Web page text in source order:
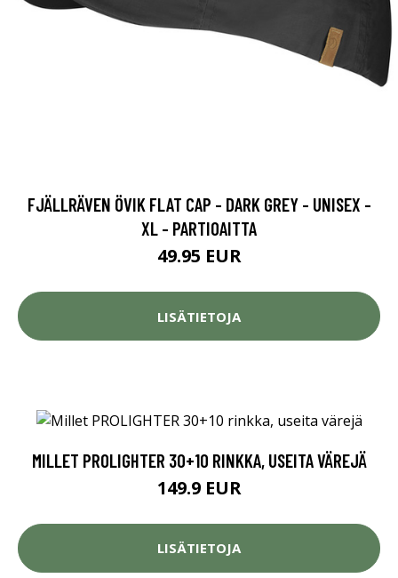
FJÄLLRÄVEN ÖVIK FLAT CAP - DARK GREY - UNISEX -
XL - PARTIOAITTA
49.95 EUR
LISÄTIETOJA
MILLET PROLIGHTER 30+10 RINKKA, USEITA VÄREJÄ
149.9 EUR
LISÄTIETOJA